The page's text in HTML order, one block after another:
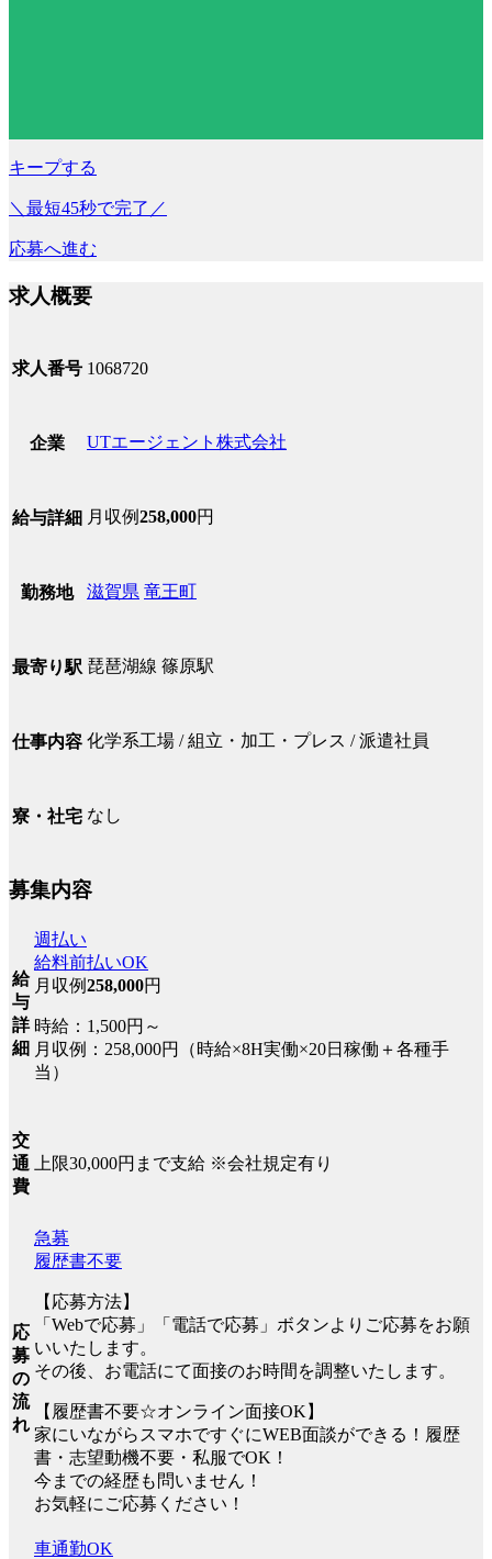
キープする
＼最短45秒で完了／
応募へ進む
求人概要
求人番号 1068720
企業 UTエージェント株式会社
給与詳細 月収例258,000円
勤務地 滋賀県 竜王町
最寄り駅 琵琶湖線 篠原駅
仕事内容 化学系工場 / 組立・加工・プレス / 派遣社員
寮・社宅 なし
募集内容
給
与
詳
細
週払い
給料前払いOK
月収例258,000円
時給：1,500円～
月収例：258,000円（時給×8H実働×20日稼働＋各種手
当）
交
通
費
上限30,000円まで支給 ※会社規定有り
応
募
の
流
れ
急募
履歴書不要
【応募方法】
「Webで応募」「電話で応募」ボタンよりご応募をお願
いいたします。
その後、お電話にて面接のお時間を調整いたします。
【履歴書不要☆オンライン面接OK】
家にいながらスマホですぐにWEB面談ができる！履歴
書・志望動機不要・私服でOK！
今までの経歴も問いません！
お気軽にご応募ください！
車通勤OK